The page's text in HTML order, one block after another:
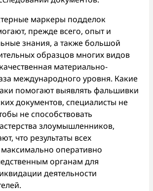
маркеры подделок
прежде всего, опыт и
знания, а также большой
образцов многих видов
материально-
международного уровня. Какие
помогают выявлять фальшивки
документов, специалисты не
не способствовать
злоумышленников,
что результаты всех
оперативно
органам для
деятельности